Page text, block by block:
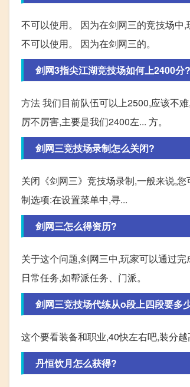
不可以使用。 因为在剑网三的竞技场中
不可以使用。 因为在剑网三的。
剑网3指尖江湖竞技场如何上2400分?
方法 我们目前队伍可以上2500,应该不
厉不厉害,主要是我们2400左... 方。
剑网三竞技场录制怎么关闭?
关闭《剑网三》竞技场录制,一般来说,
制选项:在设置菜单中,寻...
剑网三怎么得资历?
关于这个问题,剑网三中,玩家可以通过
日常任务,如帮派任务、门派。
剑网三竞技场代练从o段上四段要多
这个要看装备和职业,40快左右吧,装分
丹恒饮月怎么获得?